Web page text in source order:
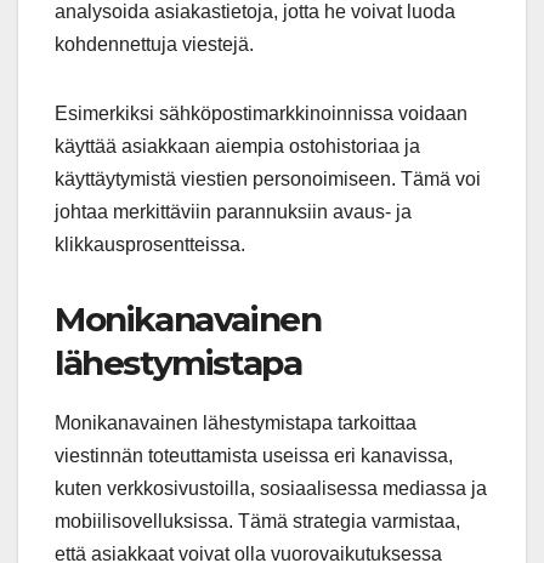
analysoida asiakastietoja, jotta he voivat luoda
kohdennettuja viestejä.
Esimerkiksi sähköpostimarkkinoinnissa voidaan
käyttää asiakkaan aiempia ostohistoriaa ja
käyttäytymistä viestien personoimiseen. Tämä voi
johtaa merkittäviin parannuksiin avaus- ja
klikkausprosentteissa.
Monikanavainen
lähestymistapa
Monikanavainen lähestymistapa tarkoittaa
viestinnän toteuttamista useissa eri kanavissa,
kuten verkkosivustoilla, sosiaalisessa mediassa ja
mobiilisovelluksissa. Tämä strategia varmistaa,
että asiakkaat voivat olla vuorovaikutuksessa